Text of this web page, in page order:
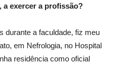
a exercer a profissão?
durante a faculdade, fiz meu
em Nefrologia, no Hospital
residência como oficial